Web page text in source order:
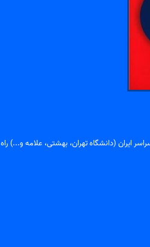
ایران (دانشگاه تهران، بهشتی، علامه و...) راه